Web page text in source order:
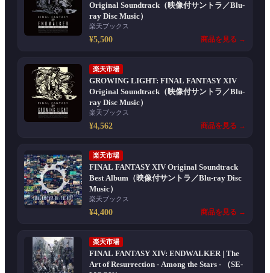
Original Soundtrack（映像付サントラ／Blu-
ray Disc Music）
楽天ブックス
¥5,500 商品を見る →
楽天市場
GROWING LIGHT: FINAL FANTASY XIV
Original Soundtrack（映像付サントラ／Blu-
ray Disc Music）
楽天ブックス
¥4,562 商品を見る →
楽天市場
FINAL FANTASY XIV Original Soundtrack
Best Album（映像付サントラ／Blu-ray Disc
Music）
楽天ブックス
¥4,400 商品を見る →
楽天市場
FINAL FANTASY XIV: ENDWALKER | The
Art of Resurrection - Among the Stars - （SE-